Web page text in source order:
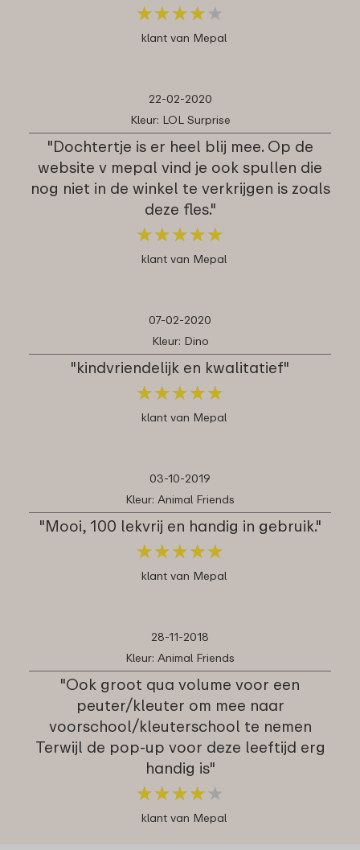
★★★★ ★
★★★★ ★
klant van Mepal
22-02-2020
Kleur: LOL Surprise
"Dochtertje is er heel blij mee. Op de
website v mepal vind je ook spullen die
nog niet in de winkel te verkrijgen is zoals
deze fles."
★★★★★
★★★★★
klant van Mepal
07-02-2020
Kleur: Dino
"kindvriendelijk en kwalitatief"
★★★★★
★★★★★
klant van Mepal
03-10-2019
Kleur: Animal Friends
"Mooi, 100 lekvrij en handig in gebruik."
★★★★★
★★★★★
klant van Mepal
28-11-2018
Kleur: Animal Friends
"Ook groot qua volume voor een
peuter/kleuter om mee naar
voorschool/kleuterschool te nemen
Terwijl de pop-up voor deze leeftijd erg
handig is"
★★★★ ★
★★★★ ★
klant van Mepal